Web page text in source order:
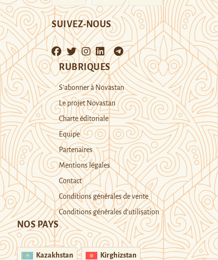
SUIVEZ-NOUS
RUBRIQUES
S’abonner à Novastan
Le projet Novastan
Charte éditoriale
Equipe
Partenaires
Mentions légales
Contact
Conditions générales de vente
Conditions générales d’utilisation
NOS PAYS
Kazakhstan Kirghizstan